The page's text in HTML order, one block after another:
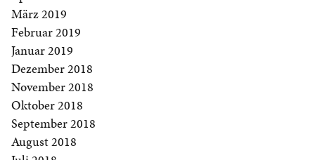
März 2019
Februar 2019
Januar 2019
Dezember 2018
November 2018
Oktober 2018
September 2018
August 2018